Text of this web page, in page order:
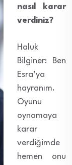
nasıl karar
verdiniz?
Haluk
Bilginer: Ben
Esra’ya
hayranım.
Oyunu
oynamaya
karar
verdiğimde
hemen onu